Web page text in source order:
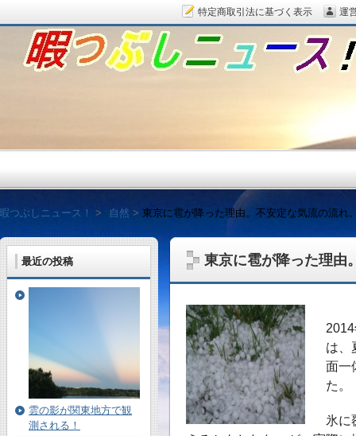
東京に雹が降った理由
は、
面一
た。
氷に
最近の投稿
雲の影が関東地方で観
測される！
暇つぶしニュース！ 自然 東京に雹が降った理由。不安定な気流の流れ
暇つぶしニュース！
毎日面白い話題をピッ
特定商取引法に基づく表示 運